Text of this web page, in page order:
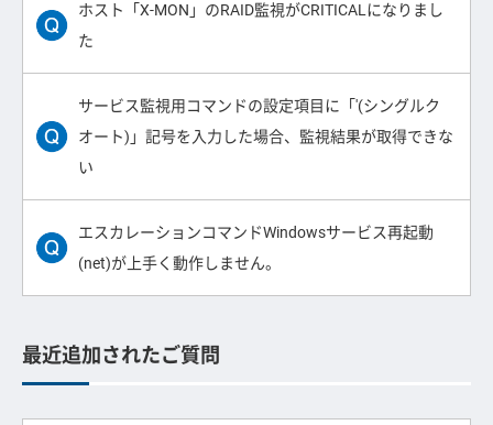
ホスト「X-MON」のRAID監視がCRITICALになりまし
た
サービス監視用コマンドの設定項目に「'(シングルク
オート)」記号を入力した場合、監視結果が取得できな
い
エスカレーションコマンドWindowsサービス再起動
(net)が上手く動作しません。
最近追加されたご質問